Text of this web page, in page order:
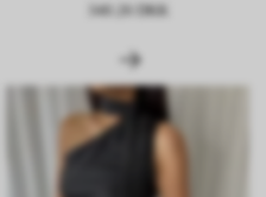
340.26 DKK